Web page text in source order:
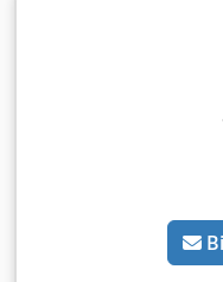
Tragfähigkeit 200 kg
Dieselmotor 18,8 PS u.
Besonderheiten: nicht
Funkfernsteuerung,
Abnehmbarer Korb -
Abstützung -
Korb Dsdpfx Amoxhd